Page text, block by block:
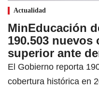
Actualidad
MinEducación
190.503
superior ante
El Gobierno reporta
cobertura histórica en